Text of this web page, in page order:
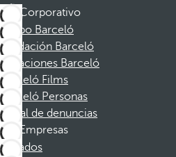
Corporativo
Grupo Barceló
Fundación Barceló
Vacaciones Barceló
Barceló Films
Barceló Personas
Canal de denuncias
Empresas
Afiliados